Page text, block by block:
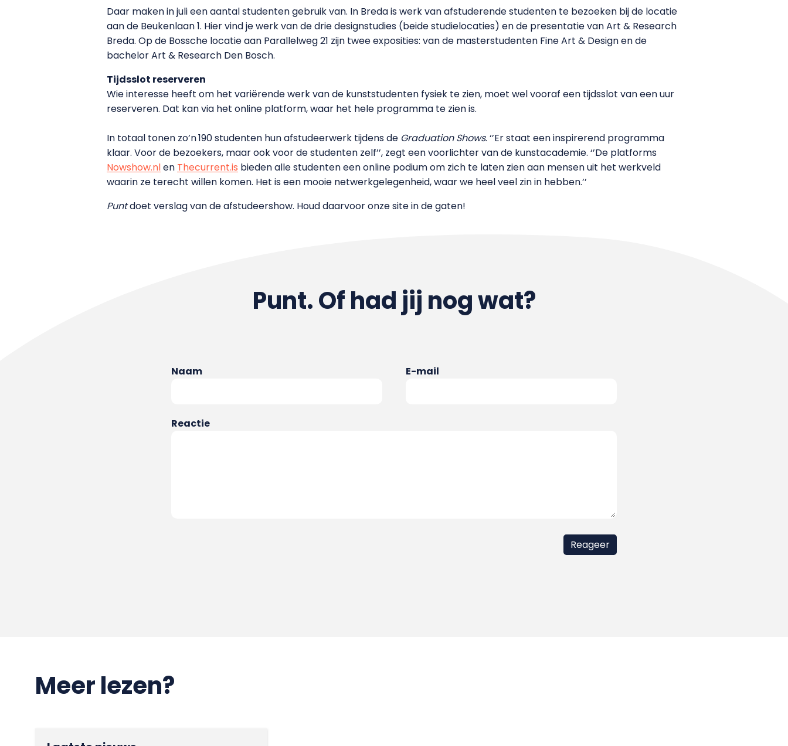
Daar maken in juli een aantal studenten gebruik van. In Breda is werk van afstuderende studenten te bezoeken bij de locatie
aan de Beukenlaan 1. Hier vind je werk van de drie designstudies (beide studielocaties) en de presentatie van Art & Research
Breda. Op de Bossche locatie aan Parallelweg 21 zijn twee exposities: van de masterstudenten Fine Art & Design en de
bachelor Art & Research Den Bosch.
Tijdsslot reserveren
Wie interesse heeft om het variërende werk van de kunststudenten fysiek te zien, moet wel vooraf een tijdsslot van een uur
reserveren. Dat kan via het online platform, waar het hele programma te zien is.
In totaal tonen zo’n190 studenten hun afstudeerwerk tijdens de Graduation Shows. ‘’Er staat een inspirerend programma
klaar. Voor de bezoekers, maar ook voor de studenten zelf’’, zegt een voorlichter van de kunstacademie. ‘’De platforms
Nowshow.nlen Thecurrent.is bieden alle studenten een online podium om zich te laten zien aan mensen uit het werkveld
waarin ze terecht willen komen. Het is een mooie netwerkgelegenheid, waar we heel veel zin in hebben.’’
Puntdoet verslag van de afstudeershow. Houd daarvoor onze site in de gaten!
Punt. Of had jij nog wat?
Naam E-mail
Reactie
Meer lezen?